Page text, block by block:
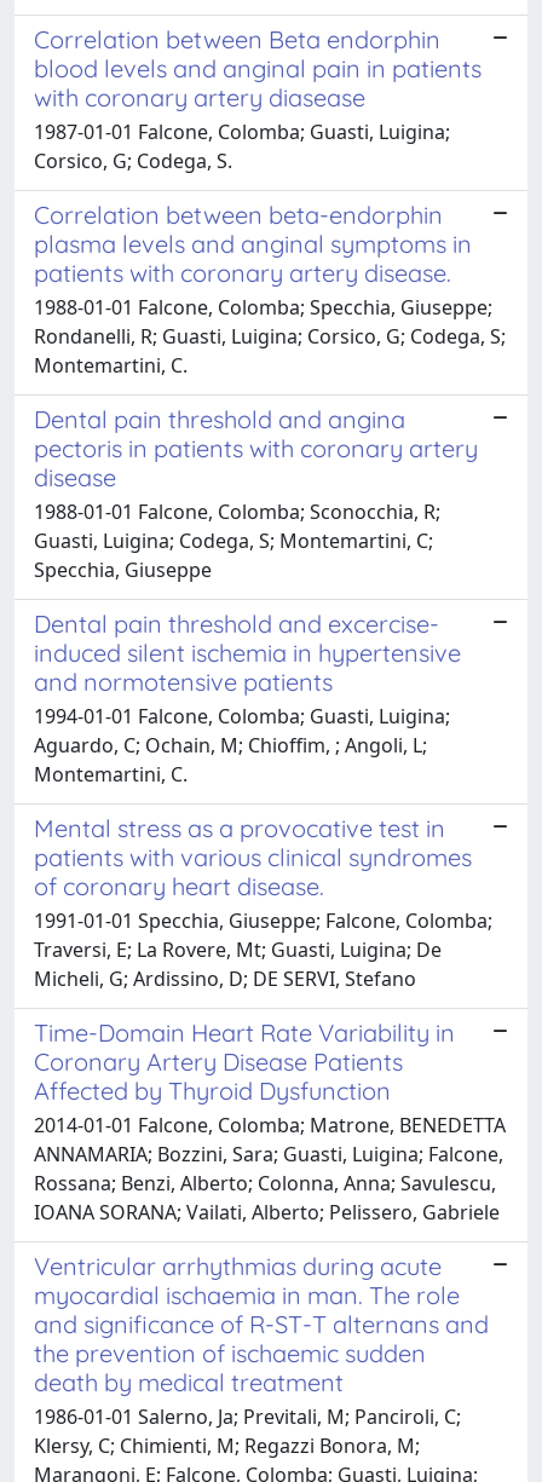
Correlation between Beta endorphin
blood levels and anginal pain in patients
with coronary artery diasease
1987-01-01 Falcone, Colomba; Guasti, Luigina;
Corsico, G; Codega, S.
Correlation between beta-endorphin
plasma levels and anginal symptoms in
patients with coronary artery disease.
1988-01-01 Falcone, Colomba; Specchia, Giuseppe;
Rondanelli, R; Guasti, Luigina; Corsico, G; Codega, S;
Montemartini, C.
Dental pain threshold and angina
pectoris in patients with coronary artery
disease
1988-01-01 Falcone, Colomba; Sconocchia, R;
Guasti, Luigina; Codega, S; Montemartini, C;
Specchia, Giuseppe
Dental pain threshold and excercise-
induced silent ischemia in hypertensive
and normotensive patients
1994-01-01 Falcone, Colomba; Guasti, Luigina;
Aguardo, C; Ochain, M; Chioffim, ; Angoli, L;
Montemartini, C.
Mental stress as a provocative test in
patients with various clinical syndromes
of coronary heart disease.
1991-01-01 Specchia, Giuseppe; Falcone, Colomba;
Traversi, E; La Rovere, Mt; Guasti, Luigina; De
Micheli, G; Ardissino, D; DE SERVI, Stefano
Time-Domain Heart Rate Variability in
Coronary Artery Disease Patients
Affected by Thyroid Dysfunction
2014-01-01 Falcone, Colomba; Matrone, BENEDETTA
ANNAMARIA; Bozzini, Sara; Guasti, Luigina; Falcone,
Rossana; Benzi, Alberto; Colonna, Anna; Savulescu,
IOANA SORANA; Vailati, Alberto; Pelissero, Gabriele
Ventricular arrhythmias during acute
myocardial ischaemia in man. The role
and significance of R-ST-T alternans and
the prevention of ischaemic sudden
death by medical treatment
1986-01-01 Salerno, Ja; Previtali, M; Panciroli, C;
Klersy, C; Chimienti, M; Regazzi Bonora, M;
Marangoni, E; Falcone, Colomba; Guasti, Luigina;